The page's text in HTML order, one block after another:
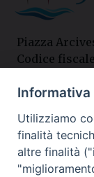
Piazza
Codice
Contatti
Curia
Tel.
Informativa
Utilizziamo
finalità
altre finalità